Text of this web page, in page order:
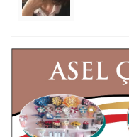
Mert
Röportaj
Atalay
Hüseyin